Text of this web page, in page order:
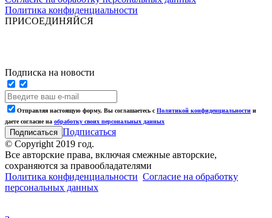
Политика конфиденциальности
ПРИСОЕДИНЯЙСЯ
Подписка на новости
Отправляя настоящую форму, Вы соглашаетесь с Политикой конфиденциальности и
даете согласие на обработку своих персональных данных
Подписаться
© Copyright 2019 год.
Все авторские права, включая смежные авторские,
сохраняются за правообладателями
Политика конфиденциальности Согласие на обработку
персональных данных